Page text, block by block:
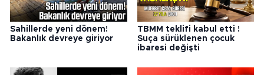
Sahillerde yeni dönem!
Bakanlık devreye giriyor
TBMM teklifi kabul etti !
Suça sürüklenen çocuk
ibaresi değişti